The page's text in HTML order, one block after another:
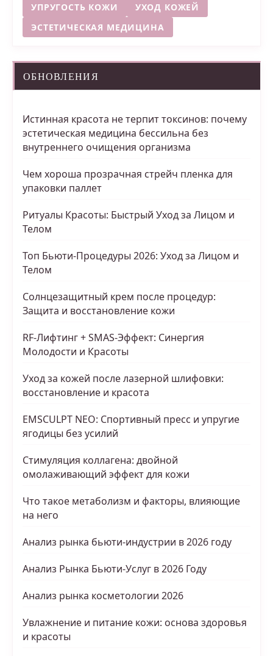
УПРУГОСТЬ КОЖИ
УХОД КОЖЕЙ
ЭСТЕТИЧЕСКАЯ МЕДИЦИНА
ОБНОВЛЕНИЯ
Истинная красота не терпит токсинов: почему
эстетическая медицина бессильна без
внутреннего очищения организма
Чем хороша прозрачная стрейч пленка для
упаковки паллет
Ритуалы Красоты: Быстрый Уход за Лицом и
Телом
Топ Бьюти-Процедуры 2026: Уход за Лицом и
Телом
Солнцезащитный крем после процедур:
Защита и восстановление кожи
RF-Лифтинг + SMAS-Эффект: Синергия
Молодости и Красоты
Уход за кожей после лазерной шлифовки:
восстановление и красота
EMSCULPT NEO: Спортивный пресс и упругие
ягодицы без усилий
Стимуляция коллагена: двойной
омолаживающий эффект для кожи
Что такое метаболизм и факторы, влияющие
на него
Анализ рынка бьюти-индустрии в 2026 году
Анализ Рынка Бьюти-Услуг в 2026 Году
Анализ рынка косметологии 2026
Увлажнение и питание кожи: основа здоровья
и красоты